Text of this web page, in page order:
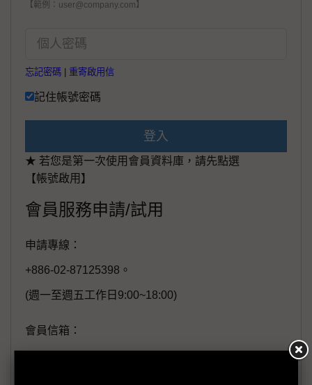
【範例：user@company.com】
忘記密碼 重寄啟用信
記住帳號密碼
登入
★ 若您是第一次使用會員資料庫，請先點選
【帳號啟用】
會員服務申請/試用
申請專線：
+886-02-87125398。
(週一至週五工作日9:00~18:00)
會員信箱：